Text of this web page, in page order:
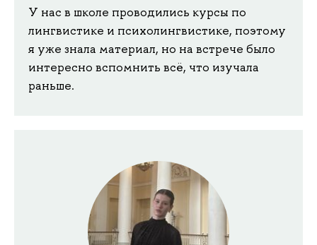
У нас в школе проводились курсы по
лингвистике и психолингвистике, поэтому
я уже знала материал, но на встрече было
интересно вспомнить всё, что изучала
раньше.